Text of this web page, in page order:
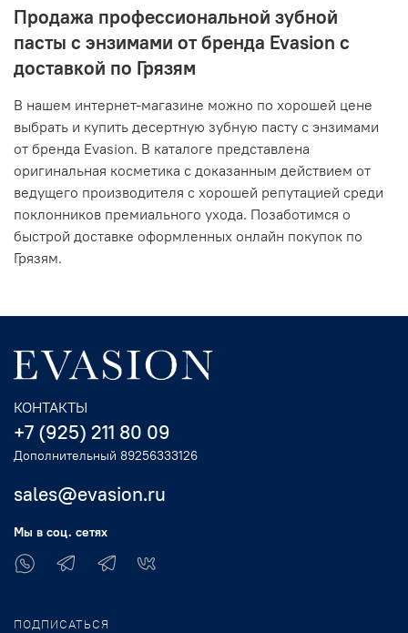
Продажа профессиональной зубной
пасты с энзимами от бренда Evasion с
доставкой по Грязям
В нашем интернет-магазине можно по хорошей цене
выбрать и купить десертную зубную пасту с энзимами
от бренда Evasion. В каталоге представлена
оригинальная косметика с доказанным действием от
ведущего производителя с хорошей репутацией среди
поклонников премиального ухода. Позаботимся о
быстрой доставке оформленных онлайн покупок по
Грязям.
КОНТАКТЫ
+7 (925) 211 80 09
Дополнительный 89256333126
sales@evasion.ru
Мы в соц. сетях
ПОДПИСАТЬСЯ